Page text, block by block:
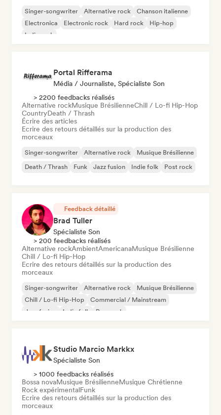
Singer-songwriter Alternative rock
Chanson italienne
Electronica
Electronic rock Hard rock
Hip-hop
Indie rock
Portal Rifferama
Média / Journaliste, Spécialiste Son
> 2200 feedbacks réalisés
Alternative rockMusique BrésilienneChill / Lo-fi Hip-Hop
CountryDeath / Thrash
Écrire des articles
Ecrire des retours détaillés sur la production des
morceaux
Singer-songwriter Alternative rock
Musique Brésilienne
Death / Thrash
Funk Jazz fusion Indie folk Post rock
Feedback détaillé
Brad Tuller
Spécialiste Son
> 200 feedbacks réalisés
Alternative rockAmbientAmericanaMusique Brésilienne
Chill / Lo-fi Hip-Hop
Ecrire des retours détaillés sur la production des
morceaux
Singer-songwriter Alternative rock
Musique Brésilienne
Chill / Lo-fi Hip-Hop
Commercial / Mainstream
Jazz fusion
Indie folk Pop punk
Studio Marcio Markkx
Spécialiste Son
> 1000 feedbacks réalisés
Bossa novaMusique BrésilienneMusique Chrétienne
Rock expérimentalFunk
Ecrire des retours détaillés sur la production des
morceaux